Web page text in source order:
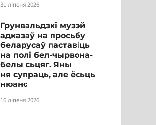
31 ліпеня 2026
Грунвальдзкі музэй
адказаў на просьбу
беларусаў паставіць
на полі бел-чырвона-
белы сьцяг. Яны
ня супраць, але ёсьць
нюанс
16 ліпеня 2026